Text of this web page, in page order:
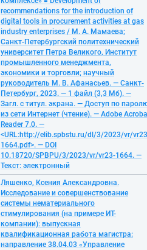
recommendations for the introduction of
digital tools in procurement activities at gas
industry enterprises / М. А. Мамаева;
Санкт-Петербургский политехнический
университет Петра Великого, Институт
промышленного менеджмента,
экономики и торговли; научный
руководитель М. В. Афанасьев. — Санкт-
Петербург, 2023. — 1 файл (3,3 Мб). —
Загл. с титул. экрана. — Доступ по
из сети Интернет (чтение). — Adobe
Reader 7.0. —
<URL:http://elib.spbstu.ru/dl/3/2023/vr/
1664.pdf>. — DOI
10.18720/SPBPU/3/2023/vr/vr23-1664. —
Текст: электронный
Ляшенко, Ксения Александровна.
Исследование и совершенствование
системы нематериального
стимулирования (на примере ИТ-
компании): выпускная
квалификационная работа магистра:
направление 38.04.03 «Управление